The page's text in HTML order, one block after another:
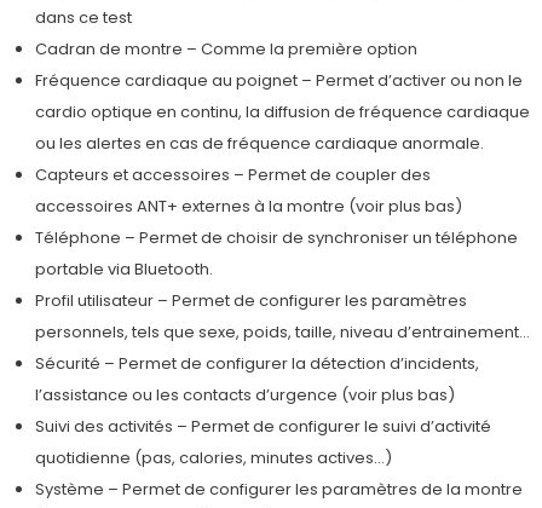
dans ce test
Cadran de montre – Comme la première option
Fréquence cardiaque au poignet – Permet d’activer ou non le
cardio optique en continu, la diffusion de fréquence cardiaque
ou les alertes en cas de fréquence cardiaque anormale.
Capteurs et accessoires – Permet de coupler des
accessoires ANT+ externes à la montre (voir plus bas)
Téléphone – Permet de choisir de synchroniser un téléphone
portable via Bluetooth.
Profil utilisateur – Permet de configurer les paramètres
personnels, tels que sexe, poids, taille, niveau d’entrainement…
Sécurité – Permet de configurer la détection d’incidents,
l’assistance ou les contacts d’urgence (voir plus bas)
Suivi des activités – Permet de configurer le suivi d’activité
quotidienne (pas, calories, minutes actives…)
Système – Permet de configurer les paramètres de la montre